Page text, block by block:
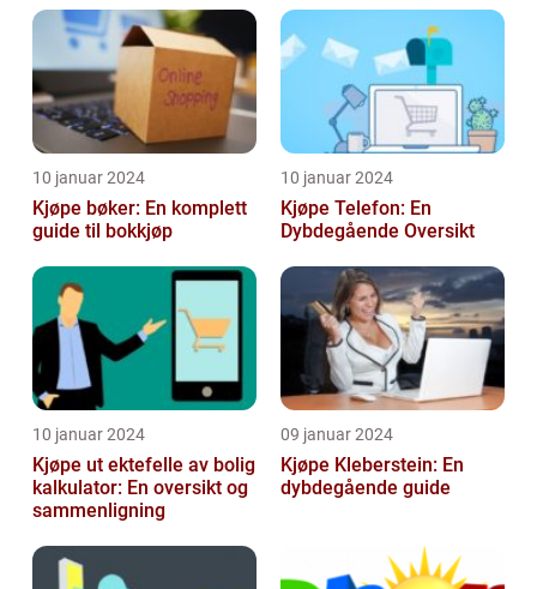
10 januar 2024
Kjøpe bøker: En komplett
guide til bokkjøp
10 januar 2024
Kjøpe Telefon: En
Dybdegående Oversikt
10 januar 2024
Kjøpe ut ektefelle av bolig
kalkulator: En oversikt og
sammenligning
09 januar 2024
Kjøpe Kleberstein: En
dybdegående guide